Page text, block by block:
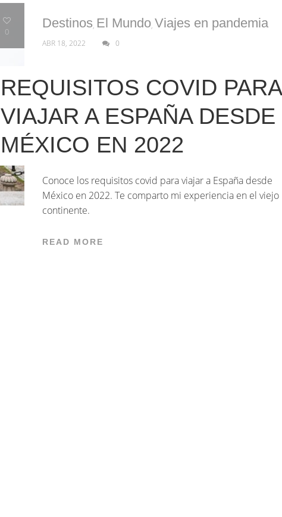
0
Destinos, El Mundo, Viajes en pandemia
ABR 18, 2022 0
REQUISITOS COVID PARA
VIAJAR A ESPAÑA DESDE
MÉXICO EN 2022
Conoce los requisitos covid para viajar a España desde
México en 2022. Te comparto mi experiencia en el viejo
continente.
READ MORE